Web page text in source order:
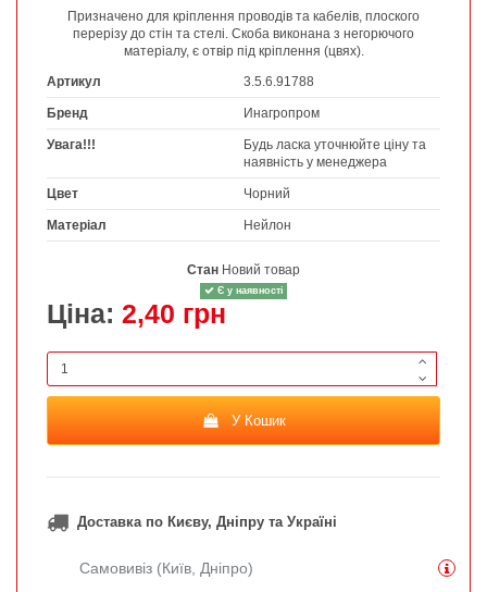
Призначено для кріплення проводів та кабелів, плоского
перерізу до стін та стелі. Скоба виконана з негорючого
матеріалу, є отвір під кріплення (цвях).
Артикул
3.5.6.91788
Бренд Инагропром
Увага!!!
Будь ласка уточнюйте ціну та
наявність у менеджера
Цвет Чорний
Матеріал Нейлон
Стан Новий товар
Є у наявності
Ціна: 2,40 грн
У Кошик
Доставка по Києву, Дніпру та Україні
Самовивіз (Київ, Дніпро)